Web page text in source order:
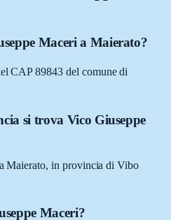
Maceri a Maierato?
CAP 89843 del comune di
si trova Vico Giuseppe
Maierato, in provincia di Vibo
Maceri?